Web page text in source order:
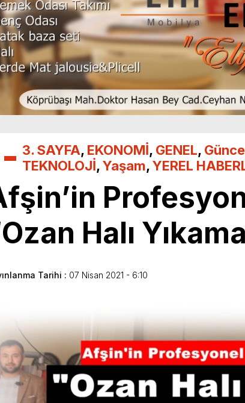
3. SAYFA, EKONOMİ, GENEL,
TEKNOLOJİ,Yaşam,YEREL
Halı
Tarihi : 07 Nisan 2021 - 6:10